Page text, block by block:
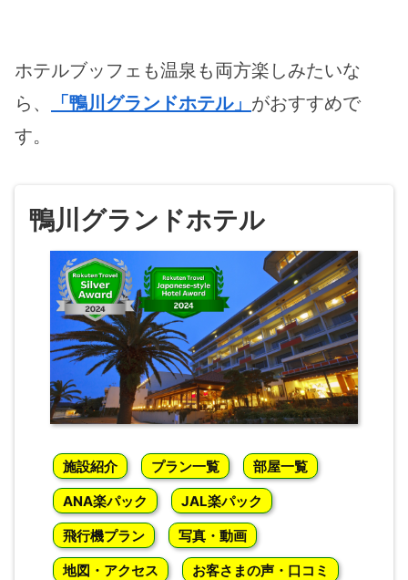
ホテルブッフェも温泉も両方楽しみたいな
ら、
「鴨川グランドホテル」 がおすすめで
す。
鴨川グランドホテル
施設紹介 プラン一覧
部屋一覧
ANA楽パック
JAL楽パック
飛行機プラン
写真・動画
地図・アクセス
お客さまの声・口コミ